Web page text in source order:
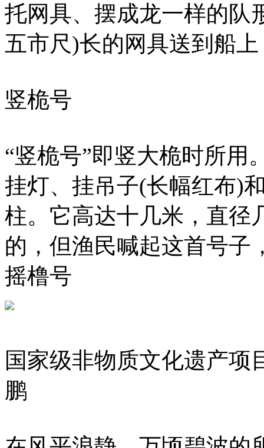
托网具、摆成龙一样的队
五市尺)长的网具送到船
竖桅号
“竖桅号”即竖大桅时所用
挂灯、挂吊子(长幅红布)
柱。它高达十几米，直径
的，但渔民喊起这首号子
摇橹号
国家级非物质文化遗产项
鹏